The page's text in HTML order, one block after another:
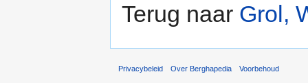
Terug naar Grol,
Privacybeleid Over Berghapedia Voorbehoud